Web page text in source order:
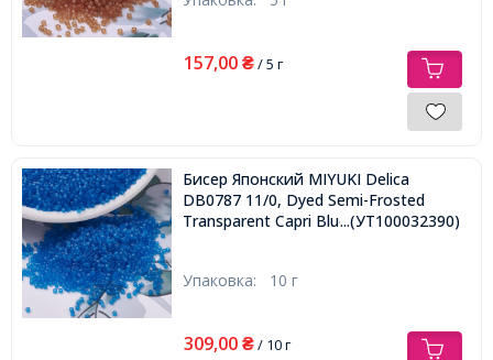
157,00 ₴/ 5 г
Бисер Японский MIYUKI Delica
DB0787 11/0, Dyed Semi-Frosted
Transparent Capri Blue, 2000шт/10г,
...(УТ100032390)
Упаковка: 10 г
309,00 ₴/ 10 г